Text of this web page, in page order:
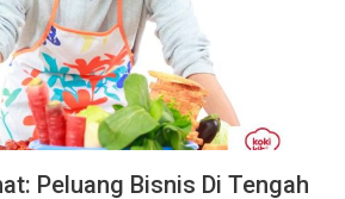
Peluang Bisnis Di Tengah